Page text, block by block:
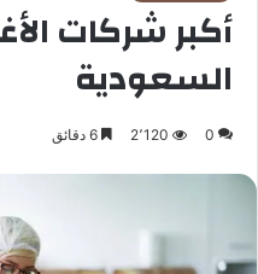
أكبر شركات
السعودية
0 2٬120